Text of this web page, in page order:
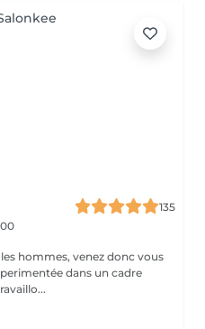
135
hommes, venez donc vous
dans un cadre